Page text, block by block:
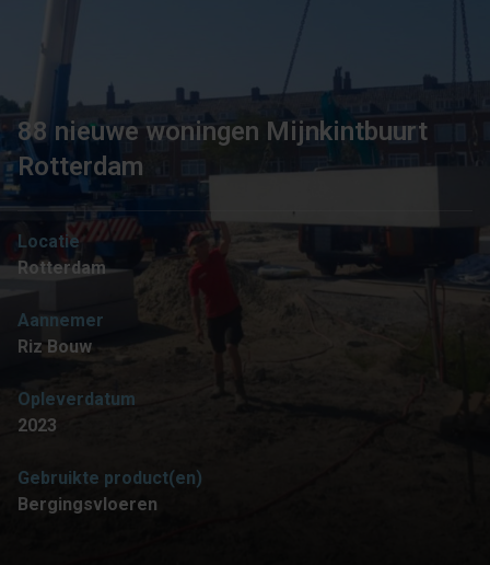
88 nieuwe woningen Mijnkintbuurt
Rotterdam
Locatie
Rotterdam
Aannemer
Riz Bouw
Opleverdatum
2023
Gebruikte product(en)
Bergingsvloeren